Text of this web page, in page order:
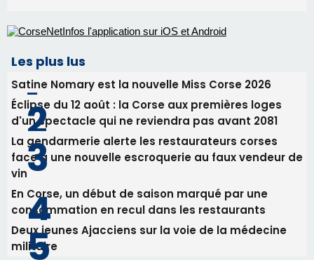
face à une nouvelle escroquerie au faux vendeur de
En Corse, un début de saison marqué par une
consommation en recul dans les restaurants
Deux jeunes Ajacciens sur la voie de la médecine
militaire
Newsletter
Inscrivez-vous à la newsletter de CNI et recevez par
email les infos les plus importantes et une sélection de
nos meilleurs articles